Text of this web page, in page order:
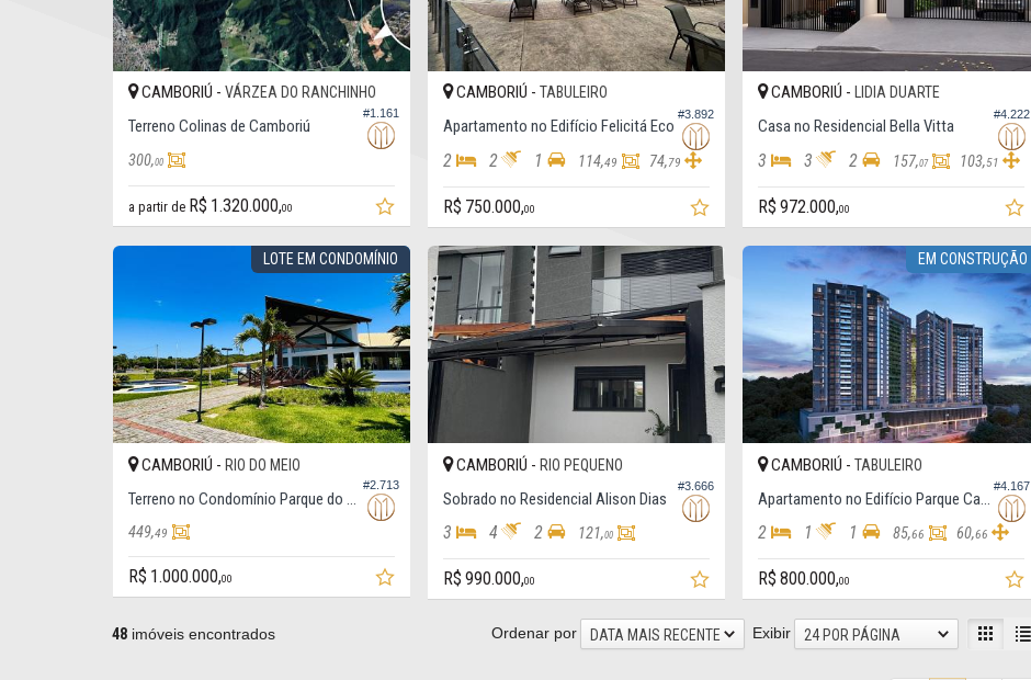
#1.161
CAMBORIÚ - VÁRZEA DO RANCHINHO
Terreno Colinas de Camboriú
300,00
a partir de R$ 1.320.000,00
#3.892
CAMBORIÚ -TABULEIRO
Apartamento no Edifício Felicitá Eco
2 2 1 114,49 74,79
R$ 750.000,00
#4.222
CAMBORIÚ -LIDIA DUARTE
Casa no Residencial Bella Vitta
3 3 2 157,07 103,51
R$ 972.000,00
LOTE EM CONDOMÍNIO
#2.713
CAMBORIÚ - RIO DO MEIO
Terreno no Condomínio Parque do Lago
449,49
R$ 1.000.000,00
#3.666
CAMBORIÚ -RIO PEQUENO
Sobrado no Residencial Alison Dias
3 4 2 121,00
R$ 990.000,00
EM CONSTRUÇÃO
#4.167
CAMBORIÚ -TABULEIRO
Apartamento no Edifício Parque Camboriú
2 1 1 85,66 60,66
R$ 800.000,00
48 imóveis encontrados Exibir 24 POR PÁGINA
Ordenar por DATA MAIS RECENTE